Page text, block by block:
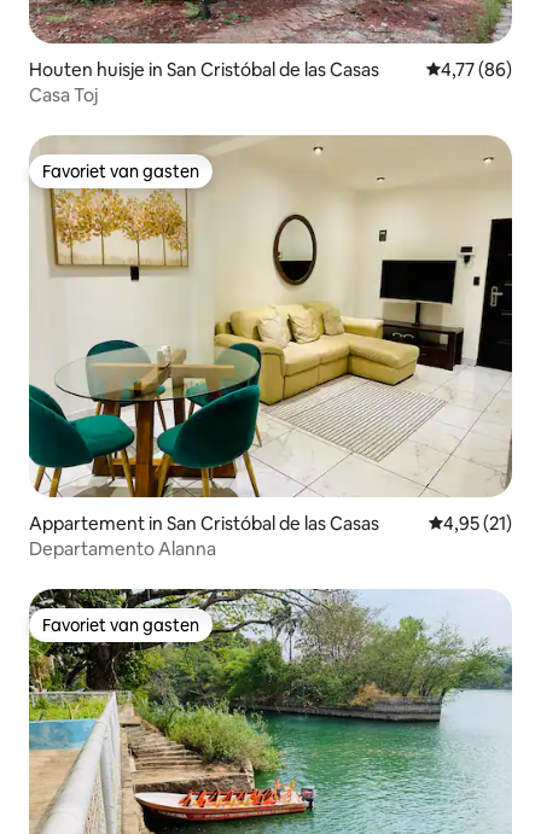
Houten huisje in San Cristóbal de las Casas Gemiddelde
4,77 (86)
Casa Toj
Favoriet van gasten
Favoriet van gasten
Appartement in San Cristóbal de las Casas Gemiddelde
4,95 (21)
Departamento Alanna
Favoriet van gasten
Favoriet van gasten